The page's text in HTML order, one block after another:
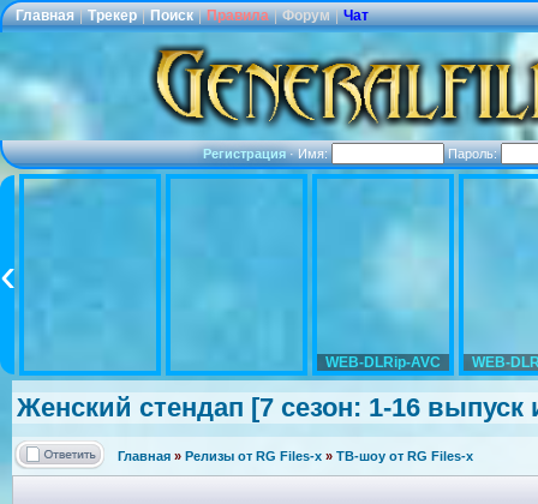
Главная | Трекер | Поиск | Правила | Форум | Чат
Регистрация·Имя: Пароль:
WEB-DLRip-AVC WEB-
Женский стендап [7 сезон: 1-16 выпуск
Главная » Релизы от RG Files-x » ТВ-шоу от RG Files-x